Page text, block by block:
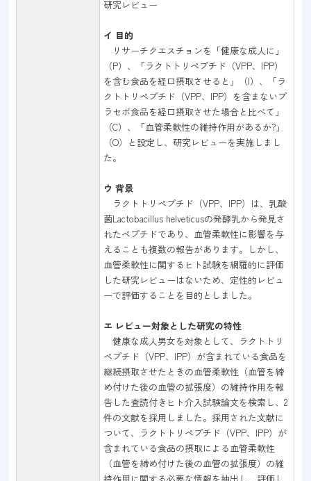
研究レビュー
イ 目的
リサーチクエスチョンを「健康な成人に」
（P）、「ラクトトリペプチド（VPP、IPP）
を含む食品を経口摂取させると」（I）、「ラ
クトトリペプチド（VPP、IPP）を含まないプ
ラセボ食品を経口摂取させた場合と比べて」
（C）、「血管柔軟性の維持作用があるか?」
（O）と設定し、研究レビューを実施しまし
た。
ウ 背景
ラクトトリペプチド（VPP、IPP）は、乳酸
菌Lactobacillus helveticusの発酵乳から発見さ
れたペプチドであり、血管柔軟性に影響を与
えることも複数の報告があります。しかし、
血管柔軟性に関するヒト試験を網羅的に評価
した研究レビューはないため、定性的レビュ
ーで評価することを目的としました。
エ レビュー対象とした研究の特性
健康な成人男女を対象として、ラクトトリ
ペプチド（VPP、IPP）が含まれている食品を
継続摂取させたときの血管柔軟性（血管を締
め付けた後の血管の拡張度）の維持作用を報
告した査読付きヒト介入試験論文を検索し、2
件の文献を採用しました。採用された文献に
ついて、ラクトトリペプチド（VPP、IPP）が
含まれている食品の摂取による血管柔軟性
（血管を締め付けた後の血管の拡張度）の維